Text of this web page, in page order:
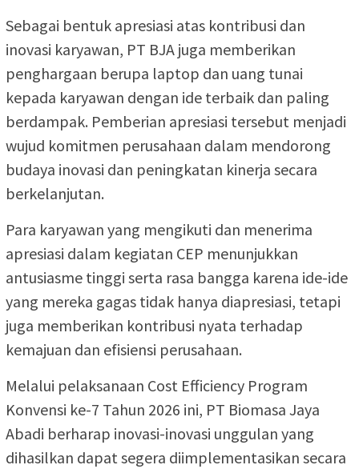
Sebagai bentuk apresiasi atas kontribusi dan
inovasi karyawan, PT BJA juga memberikan
penghargaan berupa laptop dan uang tunai
kepada karyawan dengan ide terbaik dan paling
berdampak. Pemberian apresiasi tersebut menjadi
wujud komitmen perusahaan dalam mendorong
budaya inovasi dan peningkatan kinerja secara
berkelanjutan.
Para karyawan yang mengikuti dan menerima
apresiasi dalam kegiatan CEP menunjukkan
antusiasme tinggi serta rasa bangga karena ide-ide
yang mereka gagas tidak hanya diapresiasi, tetapi
juga memberikan kontribusi nyata terhadap
kemajuan dan efisiensi perusahaan.
Melalui pelaksanaan Cost Efficiency Program
Konvensi ke-7 Tahun 2026 ini, PT Biomasa Jaya
Abadi berharap inovasi-inovasi unggulan yang
dihasilkan dapat segera diimplementasikan secara